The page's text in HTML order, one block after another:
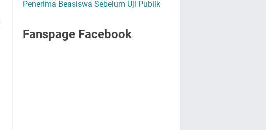
Penerima Beasiswa Sebelum Uji Publik
Fanspage Facebook